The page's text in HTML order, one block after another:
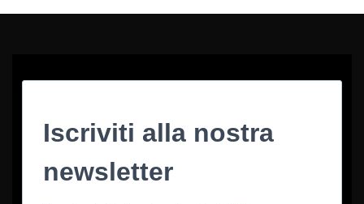
Iscriviti alla nostra
newsletter